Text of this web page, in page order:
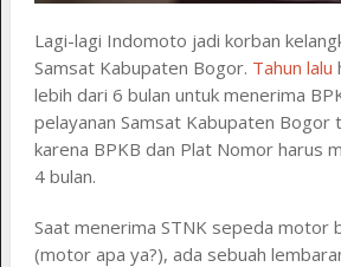
Lagi-lagi Indomoto jadi korban
Samsat Kabupaten Bogor. Tahun lalu
lebih dari 6 bulan untuk menerima
pelayanan Samsat Kabupaten Bogor
karena BPKB dan Plat Nomor harus
4 bulan.
Saat menerima STNK sepeda motor
(motor apa ya?), ada sebuah